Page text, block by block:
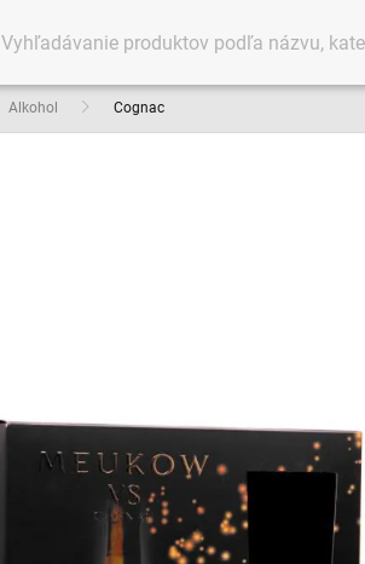
Alkohol Cognac